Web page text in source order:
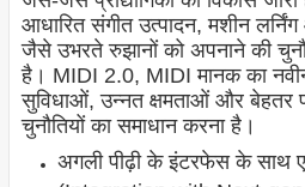
आधारित संगीत उत्पादन, मशीन
जैसे उभरते रुझानों को अपनाने की
है। MIDI 2.0, MIDI मानक का
सुविधाओं, उन्नत क्षमताओं और बेहतर
चुनौतियों का समाधान करना है।
अगली पीढ़ी के इंटरफेस के साथ